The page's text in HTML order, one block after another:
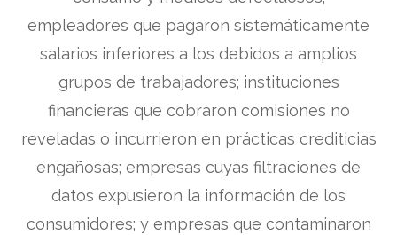
empleadores que pagaron sistemáticamente
salarios inferiores a los debidos a amplios
grupos de trabajadores; instituciones
financieras que cobraron comisiones no
reveladas o incurrieron en prácticas crediticias
engañosas; empresas cuyas filtraciones de
datos expusieron la información de los
consumidores; y empresas que contaminaron